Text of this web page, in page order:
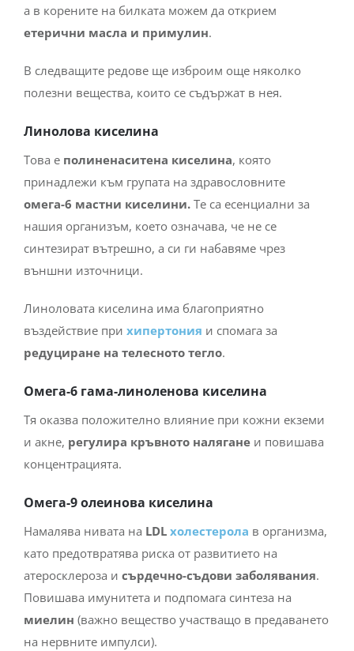
а в корените на билката можем да открием
етерични масла и примулин.
В следващите редове ще изброим още няколко
полезни вещества, които се съдържат в нея.
Линолова киселина
Това е полиненаситена киселина, която
принадлежи към групата на здравословните
омега-6 мастни киселини. Те са есенциални за
нашия организъм, което означава, че не се
синтезират вътрешно, а си ги набавяме чрез
външни източници.
Линоловата киселина има благоприятно
въздействие при хипертония и спомага за
редуциране на телесното тегло.
Омега-6 гама-линоленова киселина
Тя оказва положително влияние при кожни екземи
и акне, регулира кръвното наляганеи повишава
концентрацията.
Омега-9 олеинова киселина
Намалява нивата на LDL холестерола в организма,
като предотвратява риска от развитието на
атеросклероза и сърдечно-съдови заболявания.
Повишава имунитета и подпомага синтеза на
миелин (важно вещество участващо в предаването
на нервните импулси).